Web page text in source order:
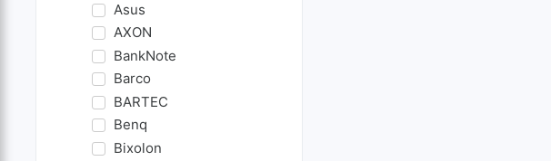
Asus
AXON
BankNote
Barco
BARTEC
Benq
Bixolon